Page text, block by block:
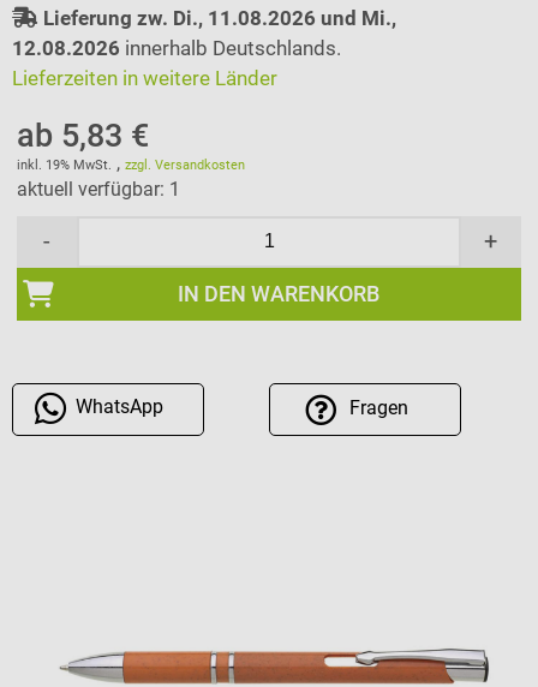
Lieferung zw. Di., 11.08.2026 und Mi.,
12.08.2026 innerhalb Deutschlands.
Lieferzeiten in weitere Länder
ab 5,83 €
inkl. 19% MwSt. ,zzgl. Versandkosten
aktuell verfügbar: 1
- +
IN DEN WARENKORB
WhatsApp Fragen